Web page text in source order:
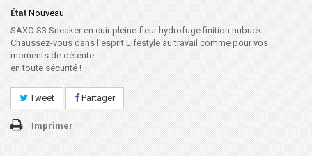
État Nouveau
SAXO S3 Sneaker en cuir pleine fleur hydrofuge finition nubuck
Chaussez-vous dans l'esprit Lifestyle au travail comme pour vos
moments de détente
en toute sécurité !
Tweet Partager
Imprimer